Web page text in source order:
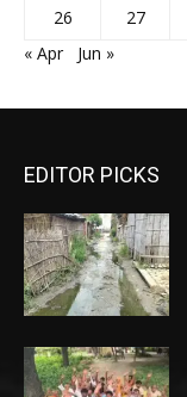
26
27
« Apr
Jun »
EDITOR PICKS